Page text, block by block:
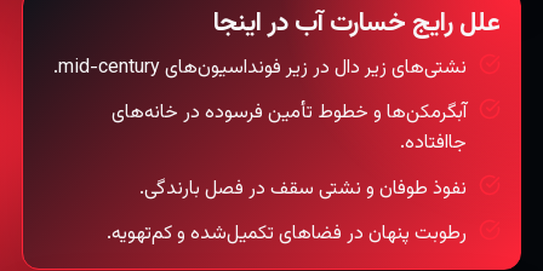
علل رایج خسارت آب در اینجا
نشتی‌های زیر دال در زیر فونداسیون‌های mid-century.
آبگرمکن‌ها و خطوط تأمین فرسوده در خانه‌های
جاافتاده.
نفوذ طوفان و نشتی سقف در فصل بارندگی.
رطوبت پنهان در فضاهای تکمیل‌شده و کم‌تهویه.